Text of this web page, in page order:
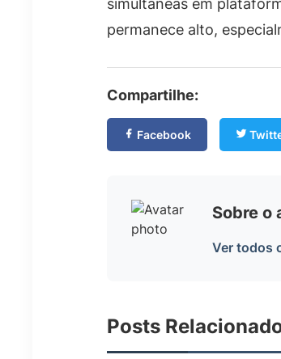
simultâneas em
permanece alto,
Compartilhe:
Facebook
Sobre o
Ver todos
Posts